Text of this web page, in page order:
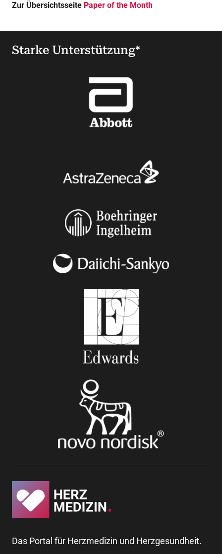
Zur Übersichtsseite Paper of the Month
Starke Unterstützung*
Das Portal für Herzmedizin und Herzgesundheit.